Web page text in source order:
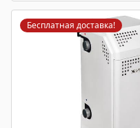
Бесплатная доставка!